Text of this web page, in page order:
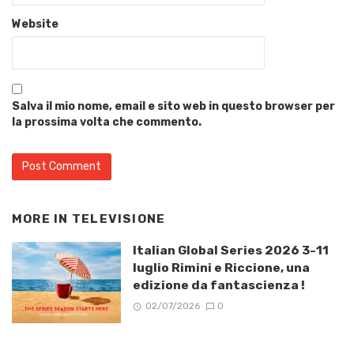
Website
Salva il mio nome, email e sito web in questo browser per
la prossima volta che commento.
MORE IN TELEVISIONE
Italian Global Series 2026 3-11
luglio Rimini e Riccione, una
edizione da fantascienza !
02/07/2026 0